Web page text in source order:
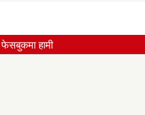
फेसबुकमा हामी